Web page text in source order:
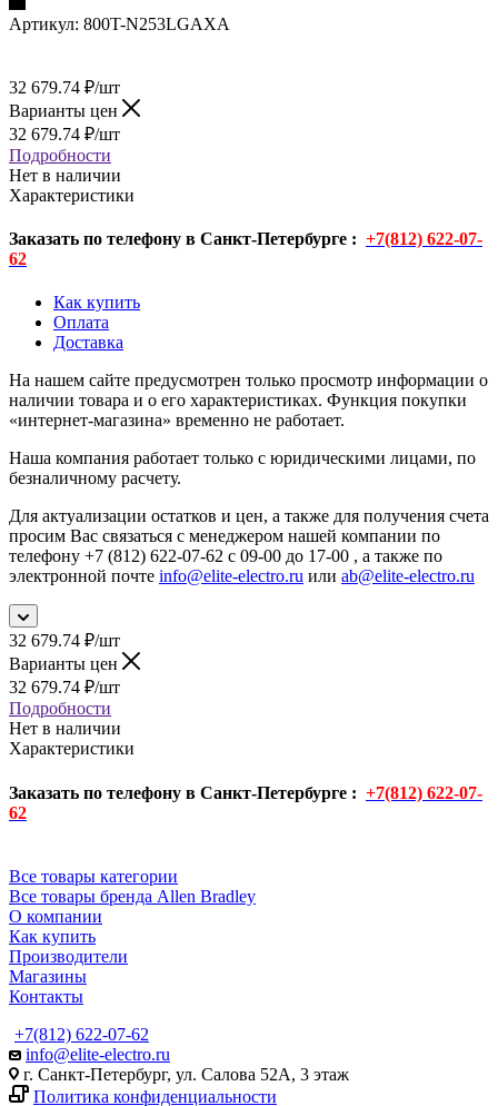
Артикул: 800T-N253LGAXA
32 679.74 ₽/шт
Варианты цен
32 679.74 ₽/шт
Подробности
Нет в наличии
Характеристики
Заказать по телефону в Санкт-Петербурге : +7(812) 622-07-
62
Как купить
Оплата
Доставка
На нашем сайте предусмотрен только просмотр информации о
наличии товара и о его характеристиках. Функция покупки
«интернет-магазина» временно не работает.
Наша компания работает только с юридическими лицами, по
безналичному расчету.
Для актуализации остатков и цен, а также для получения счета
просим Вас связаться с менеджером нашей компании по
телефону +7 (812) 622-07-62 с 09-00 до 17-00 , а также по
электронной почте info@elite-electro.ru или ab@elite-electro.ru
32 679.74 ₽/шт
Варианты цен
32 679.74 ₽/шт
Подробности
Нет в наличии
Характеристики
Заказать по телефону в Санкт-Петербурге : +7(812) 622-07-
62
Все товары категории
Все товары бренда Allen Bradley
О компании
Как купить
Производители
Магазины
Контакты
+7(812) 622-07-62
info@elite-electro.ru
г. Санкт-Петербург, ул. Салова 52А, 3 этаж
Политика конфиденциальности